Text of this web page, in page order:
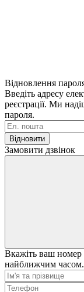
Відновлення
Введіть адресу
реєстрації. Ми
пароля.
Відновити
Замовити дзвінок
Вкажіть ваш номер
найближчим часом.